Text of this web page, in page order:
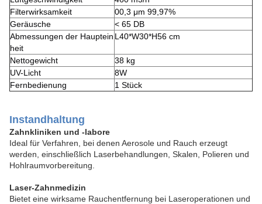
Filterwirksamkeit
00,3 μm 99,97%
Geräusche
< 65 DB
Abmessungen der Hauptein
heit
L40*W30*H56 cm
Nettogewicht
38 kg
UV-Licht
8W
Fernbedienung
1 Stück
Instandhaltung
Zahnkliniken und -labore
Ideal für Verfahren, bei denen Aerosole und Rauch erzeugt
werden, einschließlich Laserbehandlungen, Skalen, Polieren und
Hohlraumvorbereitung.
Laser-Zahnmedizin
Bietet eine wirksame Rauchentfernung bei Laseroperationen und